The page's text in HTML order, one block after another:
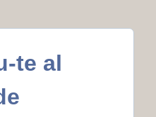
te al